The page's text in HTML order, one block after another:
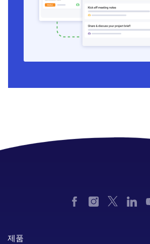
제품